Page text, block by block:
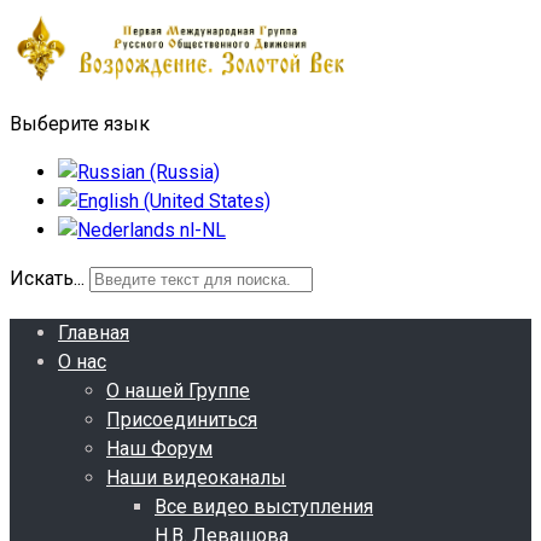
Выберите язык
Искать...
Главная
О нас
О нашей Группе
Присоединиться
Наш Форум
Наши видеоканалы
Все видео выступления
Н.В. Левашова